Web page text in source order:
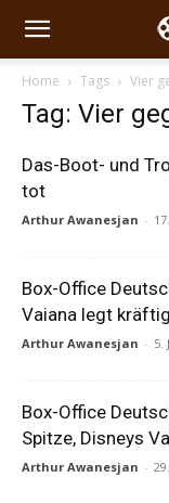
Home Tags Vier
Tag: Vier
Das-Boot- und
tot
Arthur Awanesjan -
Box-Office
Vaiana legt
Arthur Awanesjan - 5.
Box-Office
Spitze, Disneys
Arthur Awanesjan -